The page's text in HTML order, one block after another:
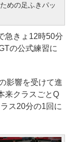
めの足ふきパッ
急きょ12時50分
の公式練習に
影響を受けて進
来クラスごとQ
ス20分の1回に